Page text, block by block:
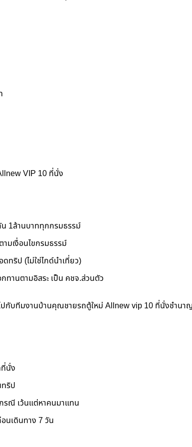
VIP 10 ที่นั่ง
1ล้านบาททุกกรมธรรม์
มเงื่อนไขกรมธรรม์
ทริป (ไม่ใช่ไกด์นำเที่ยว)
ทานตามอิสระ เป็น คชจ.ส่วนตัว
ปกับทีมงานบ้านคุณชายรถตู้ใหม่ Allnew vip 10 ที่นั่งชำนา
นั่ง
ริป
รณี เว้นแต่หาคนมาแทน
นเดินทาง 7 วัน